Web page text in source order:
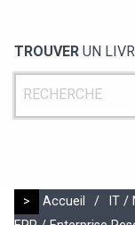
TROUVER UN
> Accueil / IT /